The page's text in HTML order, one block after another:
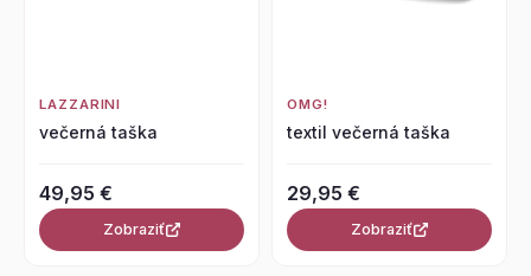
LAZZARINI
večerná taška
49,95 €
Zobraziť
OMG!
textil večerná taška
29,95 €
Zobraziť